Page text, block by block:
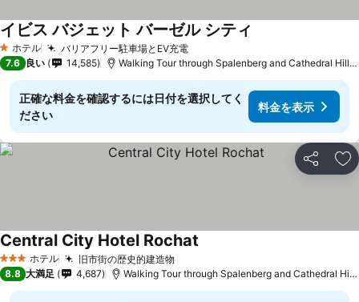
1 ホテルのランク
ホテル バリアフリー駐車場とEV充電
イビス バジェット バーゼル シティ
7.6 良い 14,585 Walking Tour through Spalenberg and Cathedral Hillまで2.0 km
正確な料金を確認するには日付を選択してく
ださい
料金を表示
シェア お
3 ホテルのランク
ホテル 旧市街の歴史的建造物
Central City Hotel Rochat
8.8 大満足 4,687 Walking Tour through Spalenberg and Cathedral Hillまで0.2 km